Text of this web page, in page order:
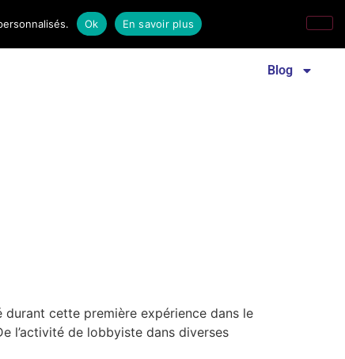
Revue familles laïques Communiqué de presse
Blog
durant cette première expérience dans le
l’activité de lobbyiste dans diverses
Ok En savoir plus